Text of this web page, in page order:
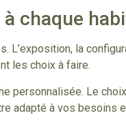
chaque
la
les choix à faire.
personnalisée. Le
adapté à vos besoins